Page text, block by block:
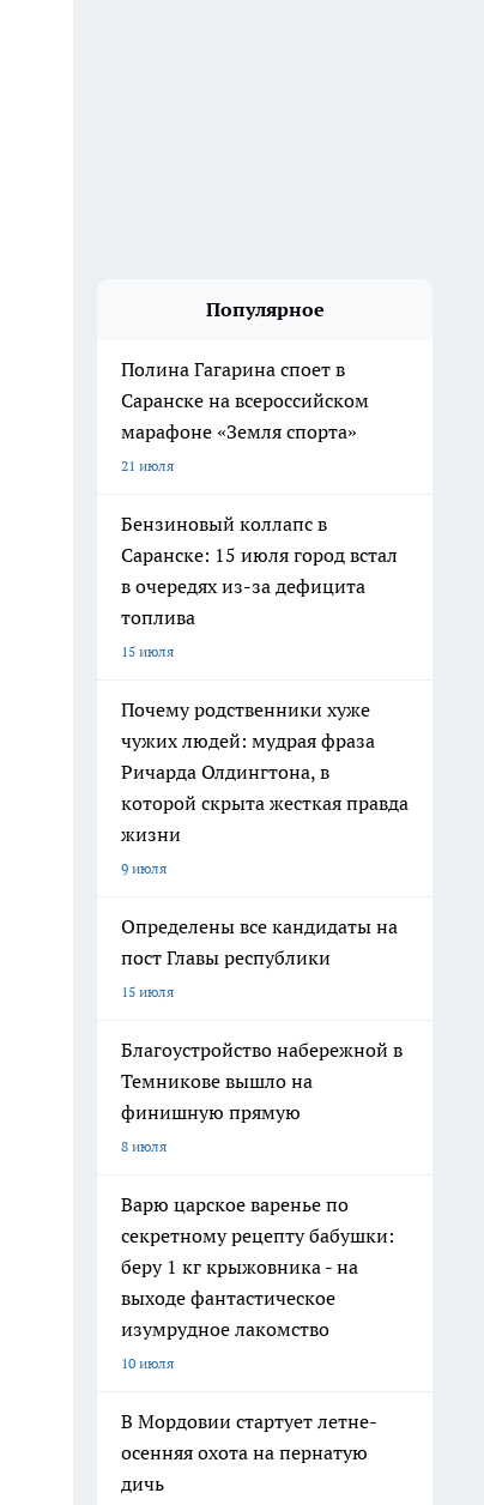
Популярное
Полина Гагарина споет в
Саранске на всероссийском
марафоне «Земля спорта»
21 июля
Бензиновый коллапс в
Саранске: 15 июля город встал
в очередях из-за дефицита
топлива
15 июля
Почему родственники хуже
чужих людей: мудрая фраза
Ричарда Олдингтона, в
которой скрыта жесткая правда
жизни
9 июля
Определены все кандидаты на
пост Главы республики
15 июля
Благоустройство набережной в
Темникове вышло на
финишную прямую
8 июля
Варю царское варенье по
секретному рецепту бабушки:
беру 1 кг крыжовника - на
выходе фантастическое
изумрудное лакомство
10 июля
В Мордовии стартует летне-
осенняя охота на пернатую
дичь